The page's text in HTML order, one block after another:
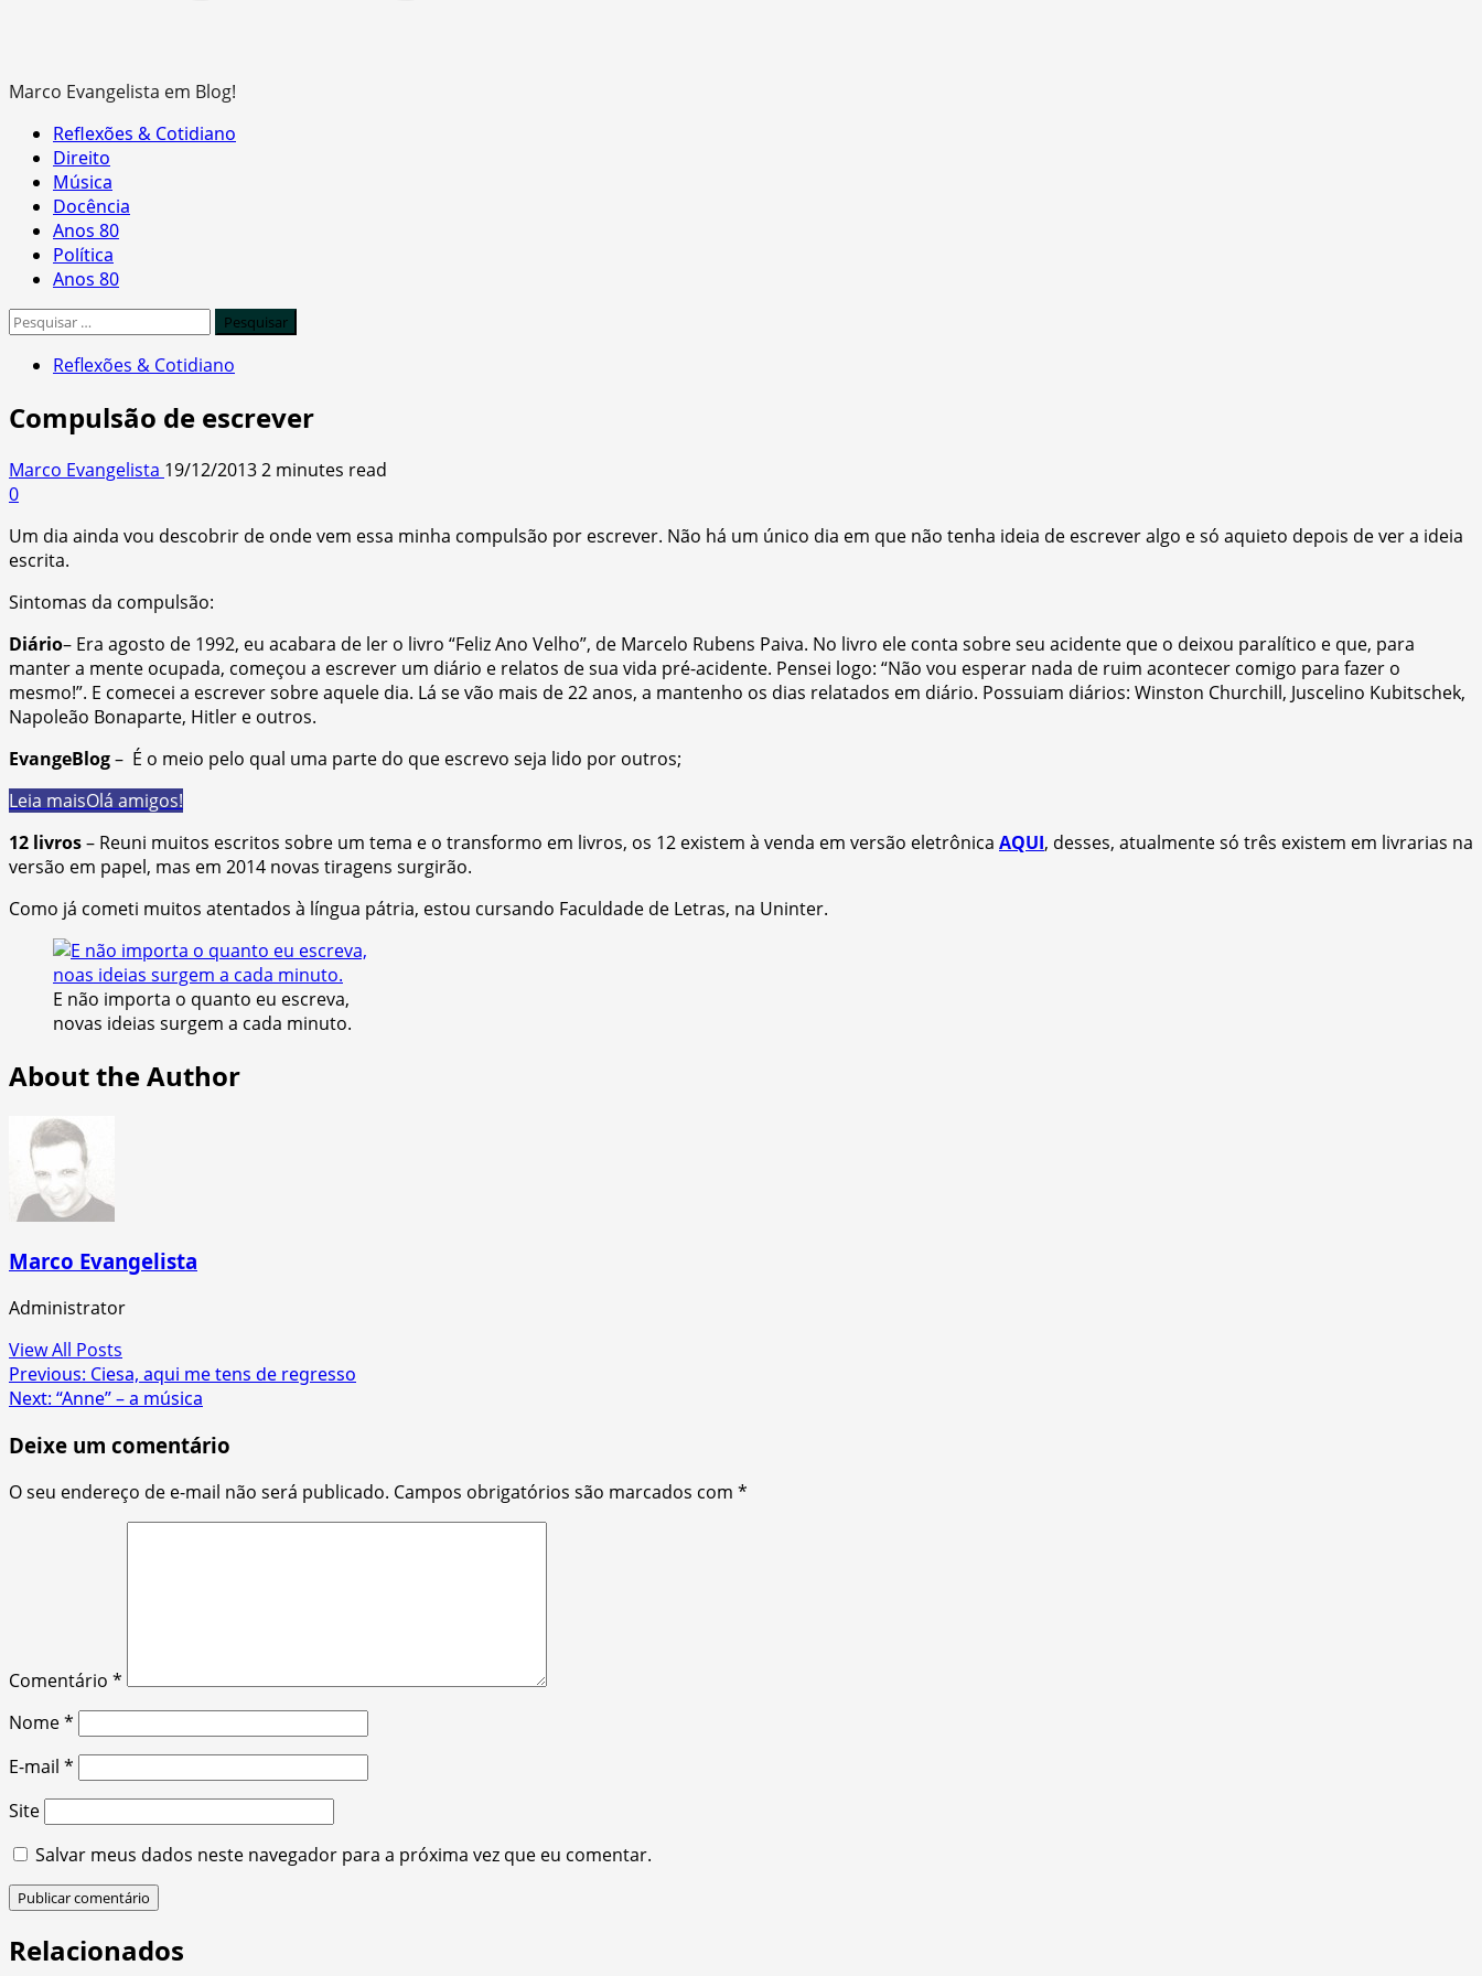
Marco Evangelista em Blog!
Primary
Menu
Reflexões & Cotidiano
Direito
Música
Docência
Anos 80
Política
Anos 80
Pesquisar
Reflexões & Cotidiano
Compulsão de escrever
Marco Evangelista 19/12/20132 minutes read
0
Um dia ainda vou descobrir de onde vem essa minha compulsão por escrever. Não há um único dia em que não tenha ideia de escrever algo e só aquieto depois de ver a ideia
escrita.
Sintomas da compulsão:
Diário– Era agosto de 1992, eu acabara de ler o livro “Feliz Ano Velho”, de Marcelo Rubens Paiva. No livro ele conta sobre seu acidente que o deixou paralítico e que, para
manter a mente ocupada, começou a escrever um diário e relatos de sua vida pré-acidente. Pensei logo: “Não vou esperar nada de ruim acontecer comigo para fazer o
mesmo!”. E comecei a escrever sobre aquele dia. Lá se vão mais de 22 anos, a mantenho os dias relatados em diário. Possuiam diários: Winston Churchill, Juscelino Kubitschek,
Napoleão Bonaparte, Hitler e outros.
EvangeBlog– É o meio pelo qual uma parte do que escrevo seja lido por outros;
Leia maisOlá amigos!
12 livros– Reuni muitos escritos sobre um tema e o transformo em livros, os 12 existem à venda em versão eletrônica AQUI, desses, atualmente só três existem em livrarias na
versão em papel, mas em 2014 novas tiragens surgirão.
Como já cometi muitos atentados à língua pátria, estou cursando Faculdade de Letras, na Uninter.
E não importa o quanto eu escreva,
novas ideias surgem a cada minuto.
About the Author
Marco Evangelista
Administrator
View All Posts
Post
navigation
Previous: Ciesa, aqui me tens de regresso
Next: “Anne” – a música
Deixe um comentário
O seu endereço de e-mail não será publicado. Campos obrigatórios são marcados com *
Comentário *
Nome*
E-mail *
Site
Salvar meus dados neste navegador para a próxima vez que eu comentar.
Relacionados